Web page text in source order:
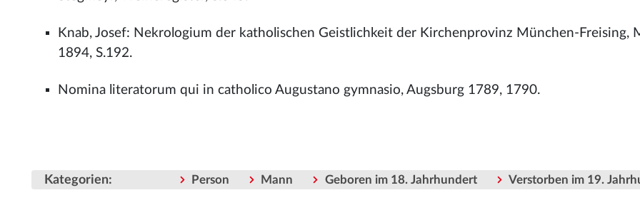
Knab, Josef: Nekrologium der katholischen Geistlichkeit der Kirchenprovinz München-Freising,
1894, S.192.
Nomina literatorum qui in catholico Augustano gymnasio, Augsburg 1789, 1790.
Kategorien: Person Mann Geboren im 18. Jahrhundert Verstorben im 19.